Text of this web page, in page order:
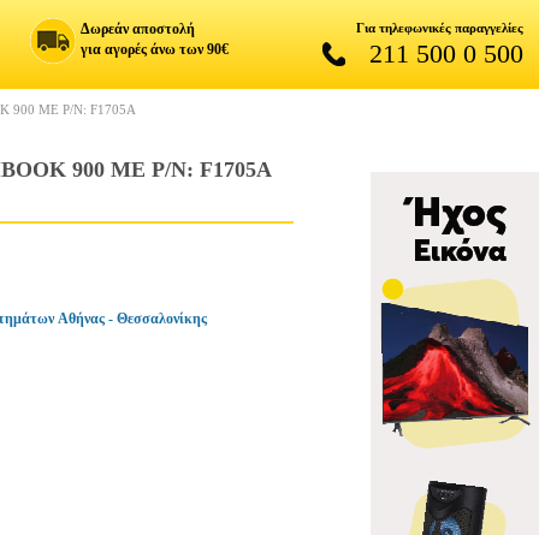
Δωρεάν αποστολή
για αγορές άνω των 90€
Για τηλεφωνικές παραγγελίες
211 500 0 500
900 ΜΕ P/N: F1705A
900 ΜΕ P/N: F1705A
Αθήνας - Θεσσαλονίκης